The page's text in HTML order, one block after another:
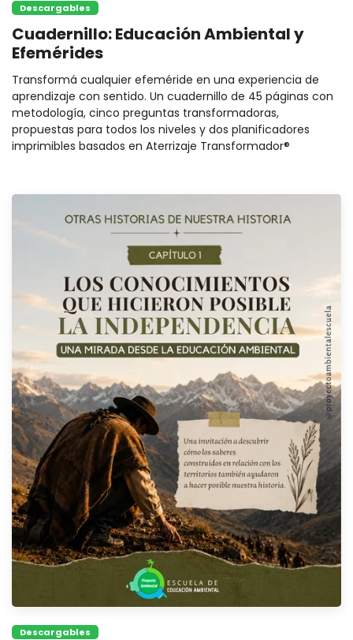
Descargables
Cuadernillo: Educación Ambiental y
Efemérides
Transformá cualquier efeméride en una experiencia de
aprendizaje con sentido. Un cuadernillo de 45 páginas con
metodología, cinco preguntas transformadoras,
propuestas para todos los niveles y dos planificadores
imprimibles basados en Aterrizaje Transformador®
Descargables